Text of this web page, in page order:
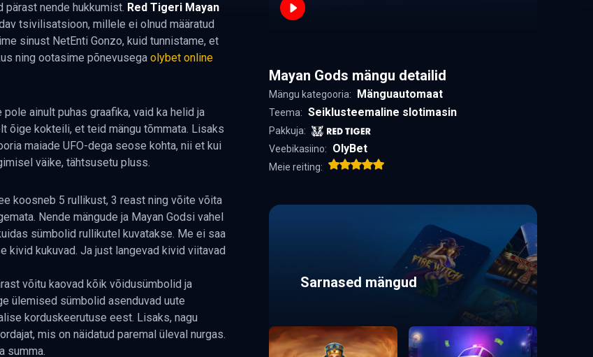
pärast nende hukkumist. Red Tigeri Mayan
tsivilisatsioon, millele ei olnud määratud
sinust NetEnti Gonzo, kuid tunnistame, et
ning ootasime põnevusega olybet online
ainult puhas graafika, vaid ka helid ja
õige kokteili, et teid mängu tõmmata. Lisaks
maiade UFO-dega seose kohta, nii et kui
väike, tähtsusetu pluss.
koosneb 5 rullikust, 3 reast ning võite võita
Nende mängude ja Mayan Godsi vahel
sümbolid rullikutel kuvatakse. Me ei saa
kukuvad. Ja just langevad kivid viitavad
võitu kaovad kõik võidusümbolid ja
ülemised sümbolid asenduvad uute
korduskeerutuse eest. Lisaks, nagu
mis on näidatud paremal üleval nurgas.
summa.
Mayan Gods mängu detailid
Mängu kategooria: Mänguautomaat
Teema: Seiklusteemaline slotimasin
Pakkuja:
Veebikasiino:
OlyBet
Meie reiting:
Sarnased mängud